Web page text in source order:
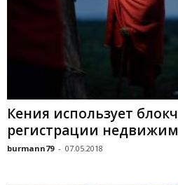
Кения использует
регистрации
burmann79 - 07.05.2018